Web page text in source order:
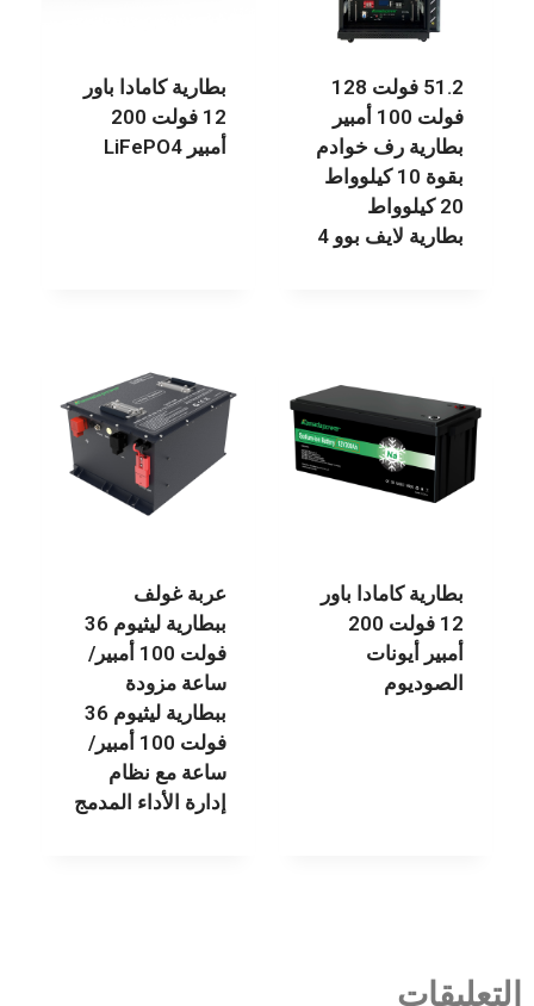
51.2 فولت 128
فولت 100 أمبير
بطارية رف خوادم
بقوة 10 كيلوواط
20 كيلوواط
بطارية لايف بوو 4
بطارية كامادا باور
12 فولت 200
أمبير LiFePO4
بطارية كامادا باور
12 فولت 200
أمبير أيونات
الصوديوم
عربة غولف
ببطارية ليثيوم 36
فولت 100 أمبير/
ساعة مزودة
ببطارية ليثيوم 36
فولت 100 أمبير/
ساعة مع نظام
إدارة الأداء المدمج
التعليقات